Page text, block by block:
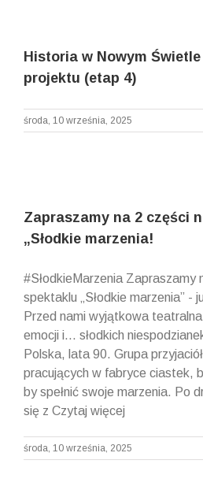
Historia w Nowym
projektu (etap 4)
środa, 10 września, 2025
Zapraszamy na 2 części
„Słodkie marzenia!
#SłodkieMarzenia Zapraszamy
spektaklu „Słodkie marzenia” -
Przed nami wyjątkowa teatralna
emocji i… słodkich
Polska, lata 90. Grupa
pracujących w fabryce ciastek,
by spełnić swoje marzenia. Po
się z Czytaj więcej
środa, 10 września, 2025